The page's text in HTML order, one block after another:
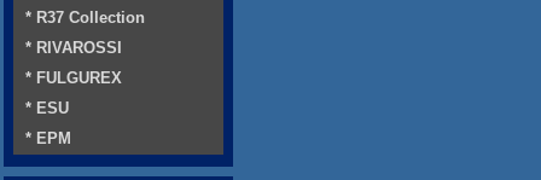
* R37 Collection
* RIVAROSSI
* FULGUREX
* ESU
* EPM